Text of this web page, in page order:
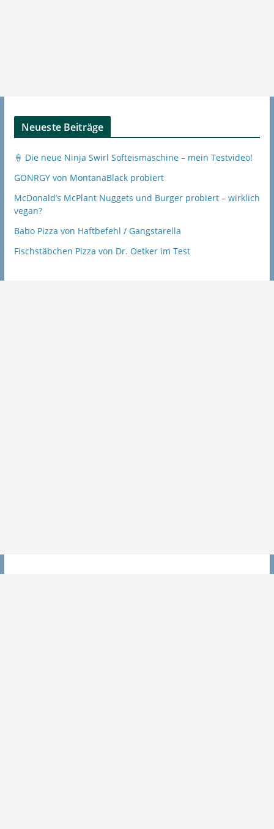
Neueste Beiträge
🍦 Die neue Ninja Swirl Softeismaschine – mein Testvideo!
GÖNRGY von MontanaBlack probiert
McDonald’s McPlant Nuggets und Burger probiert – wirklich
vegan?
Babo Pizza von Haftbefehl / Gangstarella
Fischstäbchen Pizza von Dr. Oetker im Test